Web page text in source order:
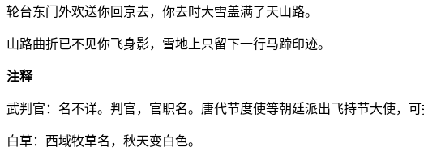
轮台东门外欢送你回京去，你去时大雪盖满了天山路。
山路曲折已不见你飞身影，雪地上只留下一行马蹄印迹。
注释
武判官：名不详。判官，官职名。唐代节度使等朝廷派出飞持节大使，
白草：西域牧草名，秋天变白色。